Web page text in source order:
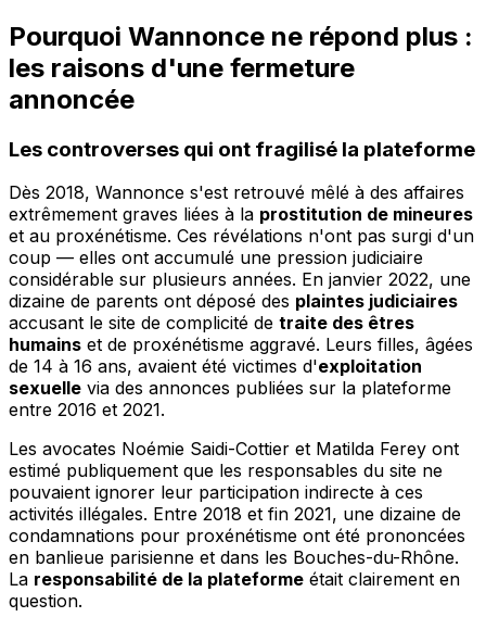
Pourquoi Wannonce ne répond plus :
les raisons d'une fermeture
annoncée
Les controverses qui ont fragilisé la plateforme
Dès 2018, Wannonce s'est retrouvé mêlé à des affaires
extrêmement graves liées à la prostitution de mineures
et au proxénétisme. Ces révélations n'ont pas surgi d'un
coup — elles ont accumulé une pression judiciaire
considérable sur plusieurs années. En janvier 2022, une
dizaine de parents ont déposé des plaintes judiciaires
accusant le site de complicité de traite des êtres
humains et de proxénétisme aggravé. Leurs filles, âgées
de 14 à 16 ans, avaient été victimes d'exploitation
sexuelle via des annonces publiées sur la plateforme
entre 2016 et 2021.
Les avocates Noémie Saidi-Cottier et Matilda Ferey ont
estimé publiquement que les responsables du site ne
pouvaient ignorer leur participation indirecte à ces
activités illégales. Entre 2018 et fin 2021, une dizaine de
condamnations pour proxénétisme ont été prononcées
en banlieue parisienne et dans les Bouches-du-Rhône.
La responsabilité de la plateforme était clairement en
question.